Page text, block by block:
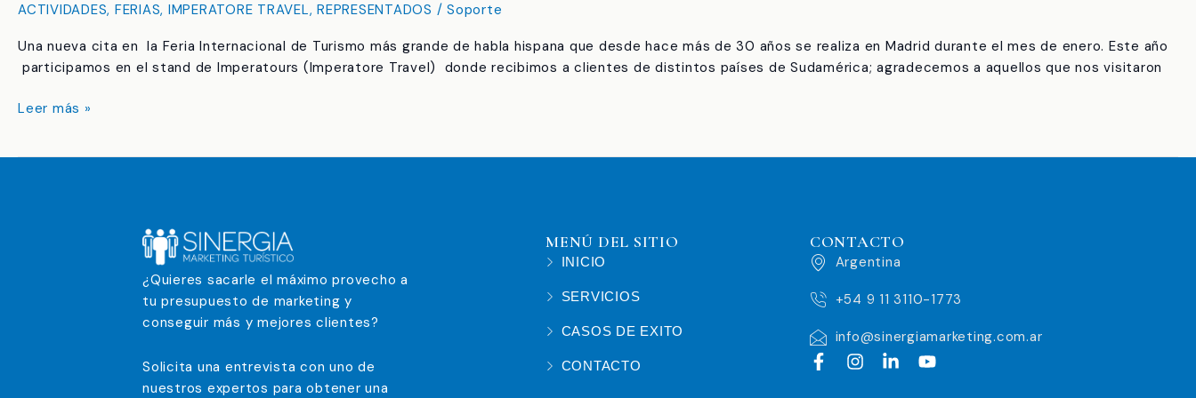
ACTIVIDADES, FERIAS, IMPERATORE TRAVEL, REPRESENTADOS / Soporte
Una nueva cita en la Feria Internacional de Turismo más grande de habla hispana que desde hace más de 30 años se realiza en Madrid durante el mes de enero. Este año
participamos en el stand de Imperatours (Imperatore Travel) donde recibimos a clientes de distintos países de Sudamérica; agradecemos a aquellos que nos visitaron
Leer más »
¿Quieres sacarle el máximo provecho a
tu presupuesto de marketing y
conseguir más y mejores clientes?
Solicita una entrevista con uno de
nuestros expertos para obtener una
MENÚ DEL SITIO
INICIO
SERVICIOS
CASOS DE EXITO
CONTACTO
CONTACTO
Argentina
+54 9 11 3110-1773
info@sinergiamarketing.com.ar
F
a
I L Y